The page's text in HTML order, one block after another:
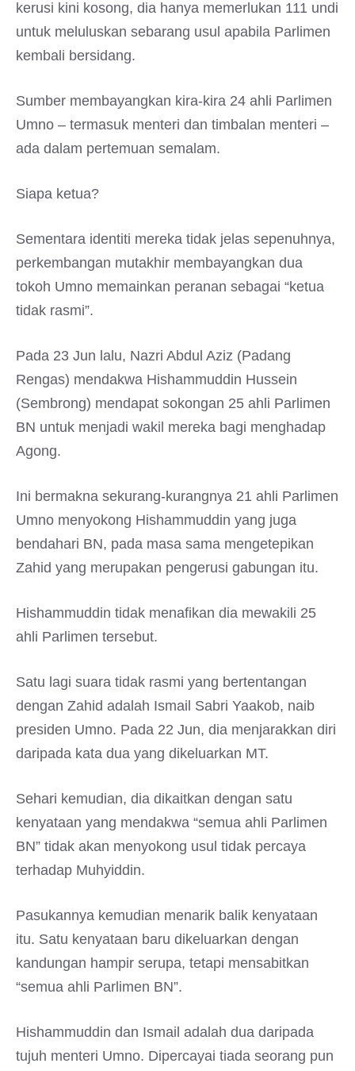
kerusi kini kosong, dia hanya memerlukan 111 undi
untuk meluluskan sebarang usul apabila Parlimen
kembali bersidang.
Sumber membayangkan kira-kira 24 ahli Parlimen
Umno – termasuk menteri dan timbalan menteri –
ada dalam pertemuan semalam.
Siapa ketua?
Sementara identiti mereka tidak jelas sepenuhnya,
perkembangan mutakhir membayangkan dua
tokoh Umno memainkan peranan sebagai “ketua
tidak rasmi”.
Pada 23 Jun lalu, Nazri Abdul Aziz (Padang
Rengas) mendakwa Hishammuddin Hussein
(Sembrong) mendapat sokongan 25 ahli Parlimen
BN untuk menjadi wakil mereka bagi menghadap
Agong.
Ini bermakna sekurang-kurangnya 21 ahli Parlimen
Umno menyokong Hishammuddin yang juga
bendahari BN, pada masa sama mengetepikan
Zahid yang merupakan pengerusi gabungan itu.
Hishammuddin tidak menafikan dia mewakili 25
ahli Parlimen tersebut.
Satu lagi suara tidak rasmi yang bertentangan
dengan Zahid adalah Ismail Sabri Yaakob, naib
presiden Umno. Pada 22 Jun, dia menjarakkan diri
daripada kata dua yang dikeluarkan MT.
Sehari kemudian, dia dikaitkan dengan satu
kenyataan yang mendakwa “semua ahli Parlimen
BN” tidak akan menyokong usul tidak percaya
terhadap Muhyiddin.
Pasukannya kemudian menarik balik kenyataan
itu. Satu kenyataan baru dikeluarkan dengan
kandungan hampir serupa, tetapi mensabitkan
“semua ahli Parlimen BN”.
Hishammuddin dan Ismail adalah dua daripada
tujuh menteri Umno. Dipercayai tiada seorang pun